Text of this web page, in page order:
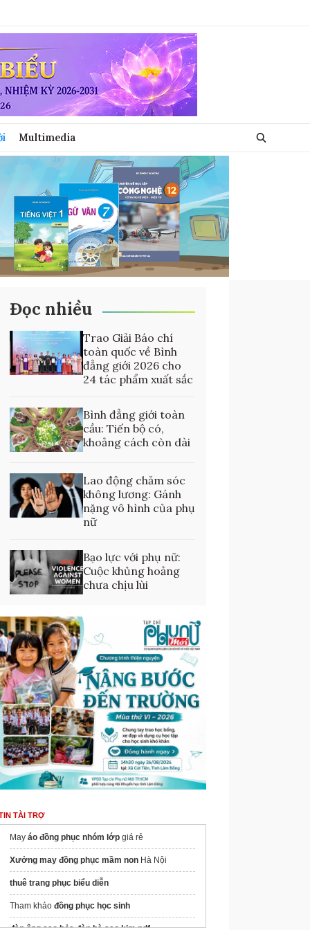
Multimedia
Đọc nhiều
Trao Giải Báo chí
toàn quốc về Bình
đẳng giới 2026 cho
24 tác phẩm xuất sắc
Bình đẳng giới toàn
cầu: Tiến bộ có,
khoảng cách còn dài
Lao động chăm sóc
không lương: Gánh
nặng vô hình của phụ
nữ
Bạo lực với phụ nữ:
Cuộc khủng hoảng
chưa chịu lùi
TÀI TRỢ
May áo đồng phục nhóm lớp giá rẻ
Xưởng may đồng phục mầm non​ Hà Nội
thuê trang phục biểu diễn
Tham khảo đồng phục học sinh